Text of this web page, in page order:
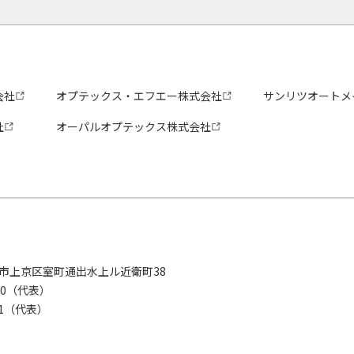
社 オプテックス・エフエー株式会社
サンリツオート
オーパルオプテックス株式会社
京区室町通出水上ル近衛町38
代表）
代表）